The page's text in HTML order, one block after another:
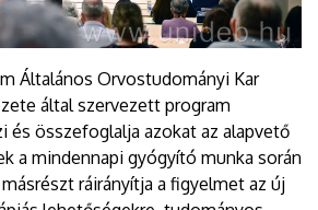
Általános Orvostudományi Kar
által szervezett program
és összefoglalja azokat az alapvető
a mindennapi gyógyító munka során
ráirányítja a figyelmet az új